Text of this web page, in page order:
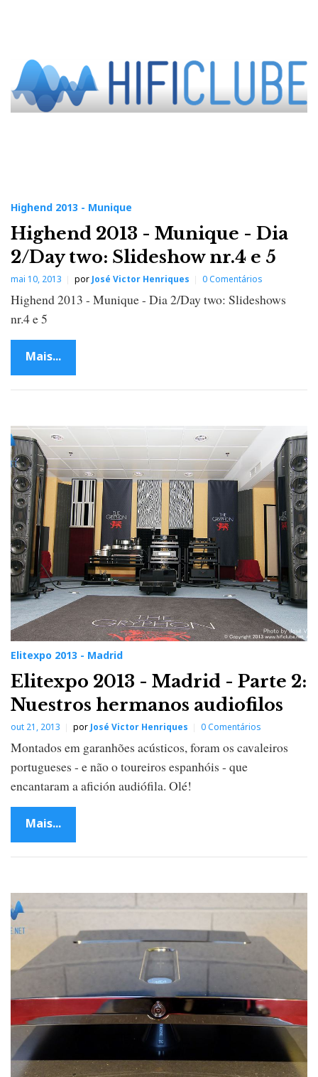
Highend 2013 - Munique
Highend 2013 - Munique - Dia
2/Day two: Slideshow nr.4 e 5
mai 10, 2013 porJosé Victor Henriques 0 Comentários
Highend 2013 - Munique - Dia 2/Day two: Slideshows
nr.4 e 5
Mais...
Elitexpo 2013 - Madrid
Elitexpo 2013 - Madrid - Parte 2:
Nuestros hermanos audiofilos
out 21, 2013 por José Victor Henriques 0 Comentários
Montados em garanhões acústicos, foram os cavaleiros
portugueses - e não o toureiros espanhóis - que
encantaram a afición audiófila. Olé!
Mais...